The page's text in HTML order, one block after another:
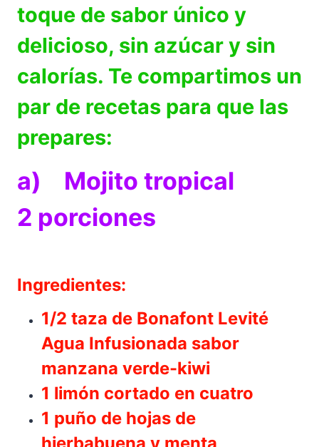
toque de sabor único y
delicioso, sin azúcar y sin
calorías. Te compartimos un
par de recetas para que las
prepares:
a) Mojito tropical
2 porciones
Ingredientes:
1/2 taza de Bonafont Levité
Agua Infusionada sabor
manzana verde-kiwi
1 limón cortado en cuatro
1 puño de hojas de